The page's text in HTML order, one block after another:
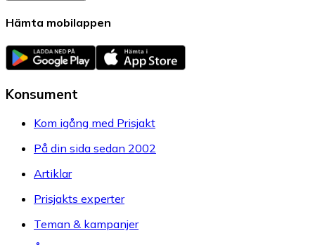
Hämta mobilappen
Konsument
Kom igång med Prisjakt
På din sida sedan 2002
Artiklar
Prisjakts experter
Teman & kampanjer